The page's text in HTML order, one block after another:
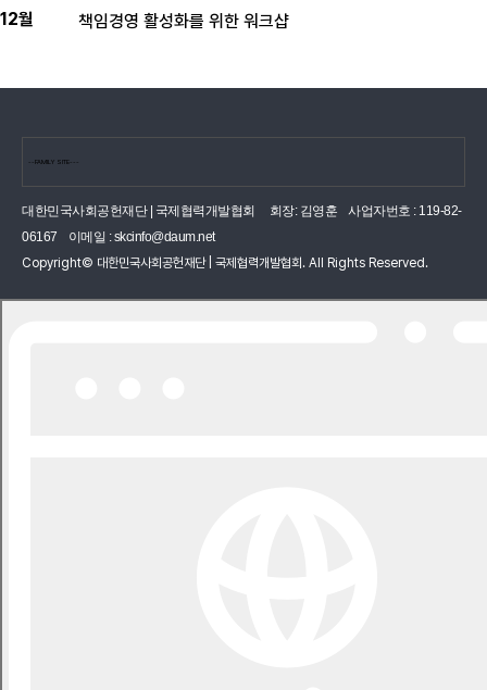
12월 책임경영 활성화를 위한 워크샵
대한민국사회공헌재단 | 국제협력개발협회 회장: 김영훈
사업자번호 : 119-82-
06167
이메일 :skcinfo@daum.net
Copyright© 대한민국사회공헌재단 | 국제협력개발협회. All Rights Reserved.